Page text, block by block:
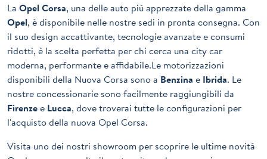
La Opel Corsa, una delle auto più apprezzate della gamma
Opel, è disponibile nelle nostre sedi in pronta consegna. Con
il suo design accattivante, tecnologie avanzate e consumi
ridotti, è la scelta perfetta per chi cerca una city car
moderna, performante e affidabile.Le motorizzazioni
disponibili della Nuova Corsa sono a Benzina e Ibrida. Le
nostre concessionarie sono facilmente raggiungibili da
Firenzee Lucca, dove troverai tutte le configurazioni per
l'acquisto della nuova Opel Corsa.
Visita uno dei nostri showroom per scoprire le ultime novità